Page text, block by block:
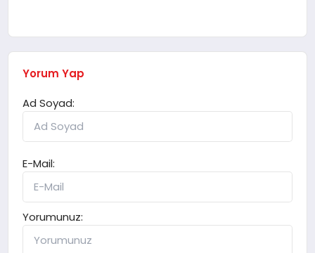
Yorum Yap
Ad Soyad:
E-Mail:
Yorumunuz: